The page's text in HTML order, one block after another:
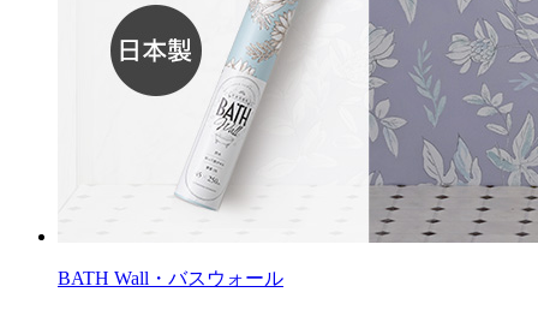
BATH Wall・バスウォール